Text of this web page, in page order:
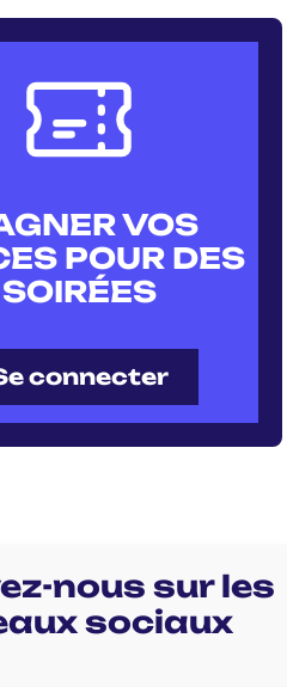
VOS
POUR DES
SOIRÉES
connecter
nous sur les
sociaux